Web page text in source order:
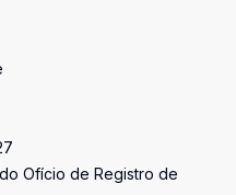
Ofício de Registro de